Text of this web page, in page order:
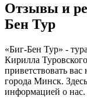
Отзывы и
Бен Тур
«Биг-Бен Тур» -
Кирилла
приветствовать вас
города Минск.
информацией о нас.